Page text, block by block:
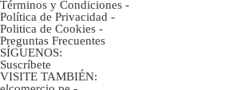
Términos y Condiciones -
Política de Privacidad -
Politica de Cookies -
Preguntas Frecuentes
SÍGUENOS:
Suscríbete
VISITE TAMBIÉN: